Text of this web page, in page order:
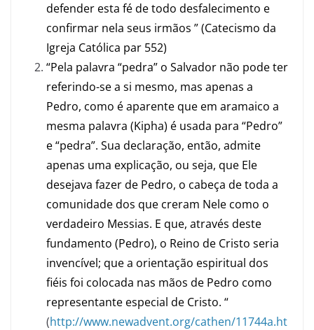
defender esta fé de todo desfalecimento e
confirmar nela seus irmãos ” (Catecismo da
Igreja Católica par 552)
“Pela palavra “pedra” o Salvador não pode ter
referindo-se a si mesmo, mas apenas a
Pedro, como é aparente que em aramaico a
mesma palavra (Kipha) é usada para “Pedro”
e “pedra”. Sua declaração, então, admite
apenas uma explicação, ou seja, que Ele
desejava fazer de Pedro, o cabeça de toda a
comunidade dos que creram Nele como o
verdadeiro Messias. E que, através deste
fundamento (Pedro), o Reino de Cristo seria
invencível; que a orientação espiritual dos
fiéis foi colocada nas mãos de Pedro como
representante especial de Cristo. “
(http://www.newadvent.org/cathen/11744a.ht